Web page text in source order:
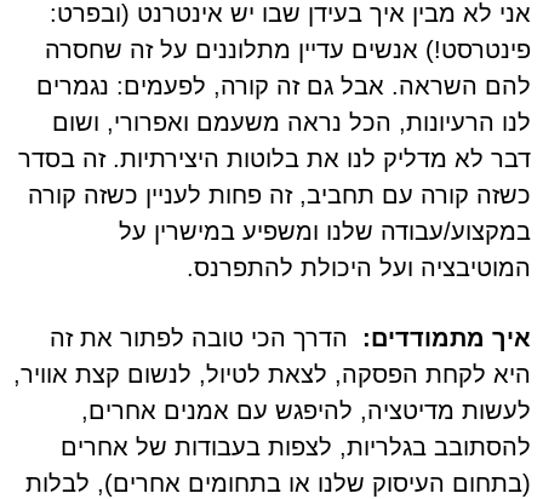
אני לא מבין איך בעידן שבו יש אינטרנט (ובפרט:
פינטרסט!) אנשים עדיין מתלוננים על זה שחסרה
להם השראה. אבל גם זה קורה, לפעמים: נגמרים
לנו הרעיונות, הכל נראה משעמם ואפרורי, ושום
דבר לא מדליק לנו את בלוטות היצירתיות. זה בסדר
כשזה קורה עם תחביב, זה פחות לעניין כשזה קורה
במקצוע/עבודה שלנו ומשפיע במישרין על
המוטיבציה ועל היכולת להתפרנס.
איך מתמודדים:
הדרך הכי טובה לפתור את זה
היא לקחת הפסקה, לצאת לטיול, לנשום קצת אוויר,
לעשות מדיטציה, להיפגש עם אמנים אחרים,
להסתובב בגלריות, לצפות בעבודות של אחרים
(בתחום העיסוק שלנו או בתחומים אחרים), לבלות